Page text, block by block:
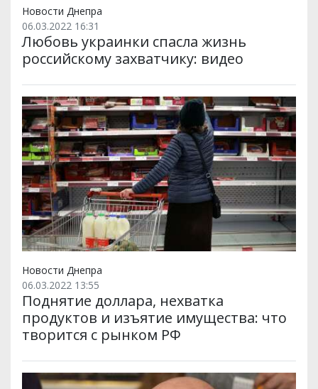
Новости Днепра
06.03.2022 16:31
Любовь украинки спасла жизнь
российскому захватчику: видео
Новости Днепра
06.03.2022 13:55
Поднятие доллара, нехватка
продуктов и изъятие имущества: что
творится с рынком РФ